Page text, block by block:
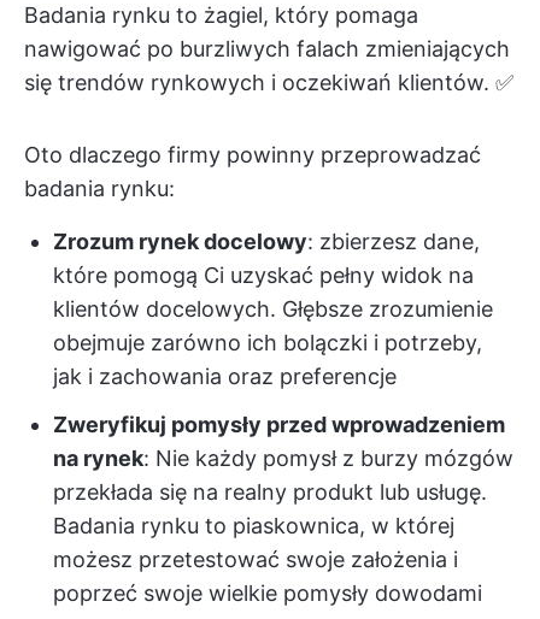
Badania rynku to żagiel, który pomaga
nawigować po burzliwych falach zmieniających
się trendów rynkowych i oczekiwań klientów. ✅
Oto dlaczego firmy powinny przeprowadzać
badania rynku:
Zrozum rynek docelowy: zbierzesz dane,
które pomogą Ci uzyskać pełny widok na
klientów docelowych. Głębsze zrozumienie
obejmuje zarówno ich bolączki i potrzeby,
jak i zachowania oraz preferencje
Zweryfikuj pomysły przed wprowadzeniem
na rynek: Nie każdy pomysł z burzy mózgów
przekłada się na realny produkt lub usługę.
Badania rynku to piaskownica, w której
możesz przetestować swoje założenia i
poprzeć swoje wielkie pomysły dowodami